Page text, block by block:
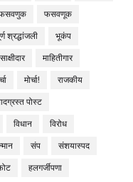
फसवणूक
श्रद्धांजली
भूकंप
माहितीगार
मोर्चा!
राजकीय
पोस्ट
विधान
विरोध
संप
संशयास्पद
हलगर्जीपणा